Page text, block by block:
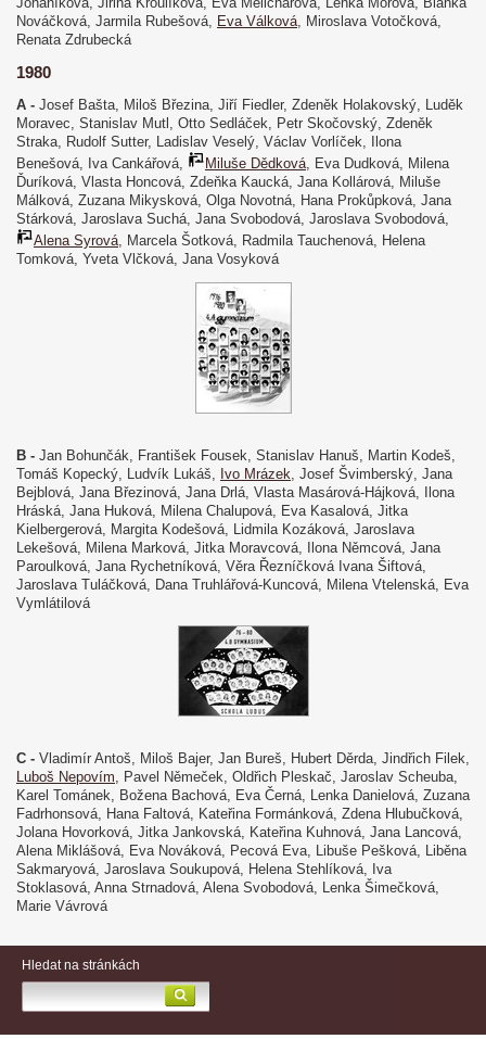
Nováčková, Jarmila Rubešová, Eva Válková, Miroslava Votočková,
Renata Zdrubecká
1980
A - Josef Bašta, Miloš Březina, Jiří Fiedler, Zdeněk Holakovský, Luděk
Moravec, Stanislav Mutl, Otto Sedláček, Petr Skočovský, Zdeněk
Straka, Rudolf Sutter, Ladislav Veselý, Václav Vorlíček, Ilona
Benešová, Iva Cankářová,
Miluše Dědková, Eva Dudková, Milena
Ďuríková, Vlasta Honcová, Zdeňka Kaucká, Jana Kollárová, Miluše
Málková, Zuzana Mikysková, Olga Novotná, Hana Prokůpková, Jana
Stárková, Jaroslava Suchá, Jana Svobodová, Jaroslava Svobodová,
Alena Syrová, Marcela Šotková, Radmila Tauchenová, Helena
Tomková, Yveta Vlčková, Jana Vosyková
B - Jan Bohunčák, František Fousek, Stanislav Hanuš, Martin Kodeš,
Tomáš Kopecký, Ludvík Lukáš, Ivo Mrázek , Josef Švimberský, Jana
Bejblová, Jana Březinová, Jana Drlá, Vlasta Masárová-Hájková, Ilona
Hráská, Jana Huková, Milena Chalupová, Eva Kasalová, Jitka
Kielbergerová, Margita Kodešová, Lidmila Kozáková, Jaroslava
Lekešová, Milena Marková, Jitka Moravcová, Ilona Němcová, Jana
Paroulková, Jana Rychetníková, Věra Řezníčková Ivana Šiftová,
Jaroslava Tuláčková, Dana Truhlářová-Kuncová, Milena Vtelenská, Eva
Vymlátilová
C - Vladimír Antoš, Miloš Bajer, Jan Bureš, Hubert Děrda, Jindřich Filek,
Luboš Nepovím, Pavel Němeček, Oldřich Pleskač, Jaroslav Scheuba,
Karel Tománek, Božena Bachová, Eva Černá, Lenka Danielová, Zuzana
Fadrhonsová, Hana Faltová, Kateřina Formánková, Zdena Hlubučková,
Jolana Hovorková, Jitka Jankovská, Kateřina Kuhnová, Jana Lancová,
Alena Miklášová, Eva Nováková, Pecová Eva, Libuše Pešková, Liběna
Sakmaryová, Jaroslava Soukupová, Helena Stehlíková, Iva
Stoklasová, Anna Strnadová, Alena Svobodová, Lenka Šimečková,
Marie Vávrová
Hledat na stránkách